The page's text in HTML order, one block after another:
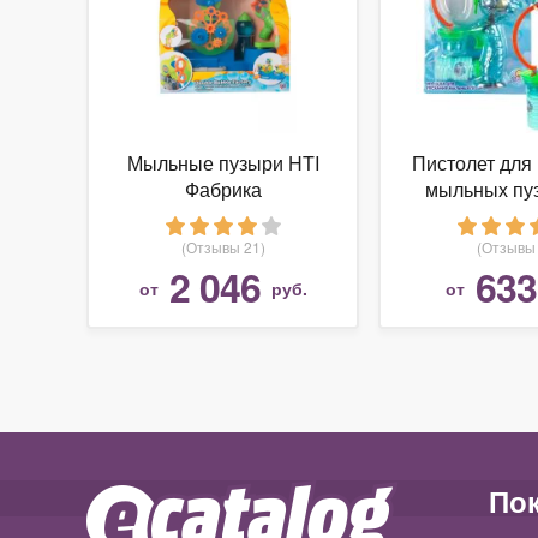
Мыльные пузыри HTI
Фабрика
(Отзывы 21)
от 2 046 руб.
Пистолет для
мыльных
TOY
(Отзывы
от 633